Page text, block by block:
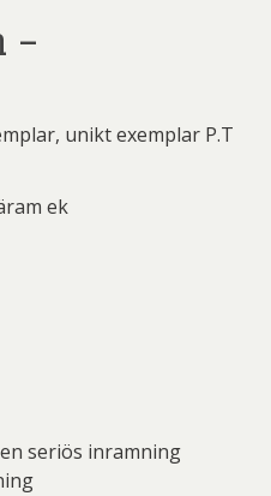
–
unikt exemplar P.T
ek
seriös inramning